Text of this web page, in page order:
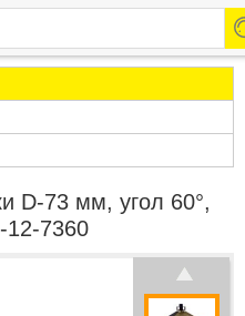
D-73 мм, угол 60°,
7360